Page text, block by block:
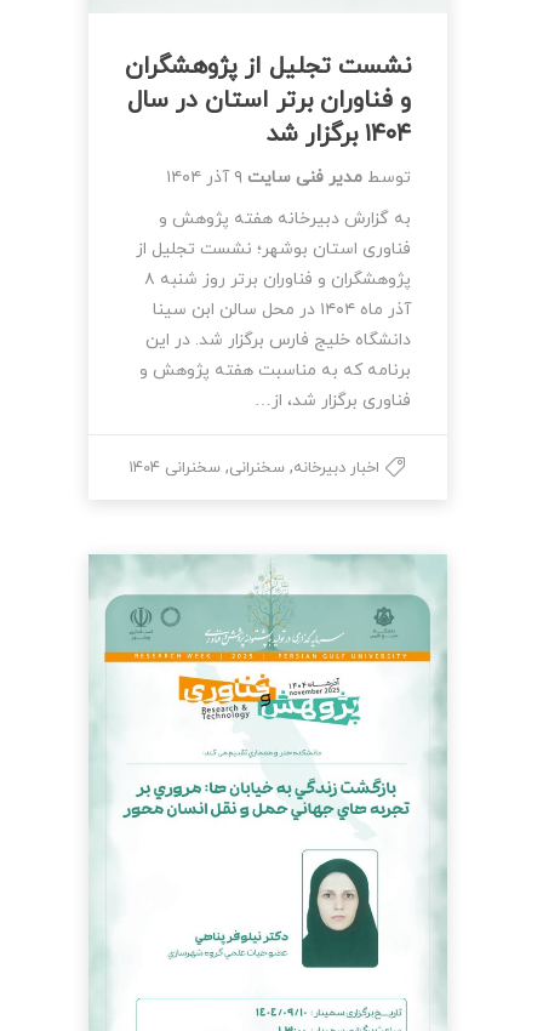
نشست تجلیل از پژوهشگران
و فناوران برتر استان در سال
۱۴۰۴ برگزار شد
توسط مدیر فنی سایت ۹ آذر ۱۴۰۴
به گزارش دبیرخانه هفته پژوهش و
فناوری استان بوشهر؛ نشست تجلیل از
پژوهشگران و فناوران برتر روز شنبه ۸
آذر ماه ۱۴۰۴ در محل سالن ابن سینا
دانشگاه خلیج فارس برگزار شد. در این
برنامه که به مناسبت هفته پژوهش و
فناوری برگزار شد، از…
اخبار دبیرخانه, سخنرانی, سخنرانی ۱۴۰۴